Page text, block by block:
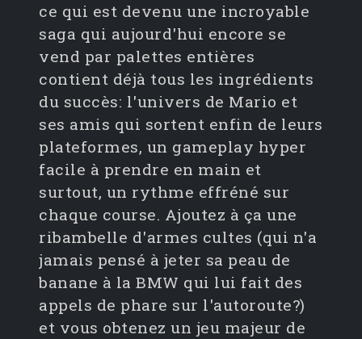
ce qui est devenu une incroyable
saga qui aujourd'hui encore se
vend par palettes entières
contient déjà tous les ingrédients
du succès: l'univers de Mario et
ses amis qui sortent enfin de leurs
plateformes, un gameplay hyper
facile à prendre en main et
surtout, un rythme effréné sur
chaque course. Ajoutez à ça une
ribambelle d'armes cultes (qui n'a
jamais pensé à jeter sa peau de
banane à la BMW qui lui fait des
appels de phare sur l'autoroute?)
et vous obtenez un jeu majeur de